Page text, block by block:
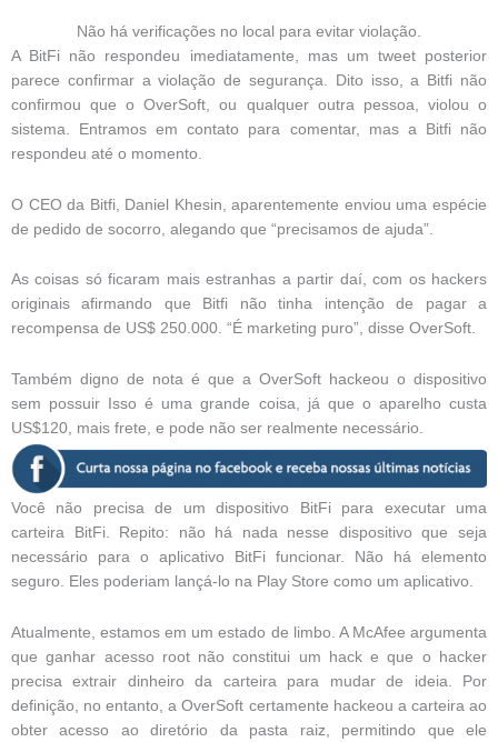
Não há verificações no local para evitar violação.
A BitFi não respondeu imediatamente, mas um tweet posterior
parece confirmar a violação de segurança. Dito isso, a Bitfi não
confirmou que o OverSoft, ou qualquer outra pessoa, violou o
sistema. Entramos em contato para comentar, mas a Bitfi não
respondeu até o momento.
O CEO da Bitfi, Daniel Khesin, aparentemente enviou uma espécie
de pedido de socorro, alegando que “precisamos de ajuda”.
As coisas só ficaram mais estranhas a partir daí, com os hackers
originais afirmando que Bitfi não tinha intenção de pagar a
recompensa de US$ 250.000. “É marketing puro”, disse OverSoft.
Também digno de nota é que a OverSoft hackeou o dispositivo
sem possuir Isso é uma grande coisa, já que o aparelho custa
US$120, mais frete, e pode não ser realmente necessário.
Você não precisa de um dispositivo BitFi para executar uma
carteira BitFi. Repito: não há nada nesse dispositivo que seja
necessário para o aplicativo BitFi funcionar. Não há elemento
seguro. Eles poderiam lançá-lo na Play Store como um aplicativo.
Atualmente, estamos em um estado de limbo. A McAfee argumenta
que ganhar acesso root não constitui um hack e que o hacker
precisa extrair dinheiro da carteira para mudar de ideia. Por
definição, no entanto, a OverSoft certamente hackeou a carteira ao
obter acesso ao diretório da pasta raiz, permitindo que ele